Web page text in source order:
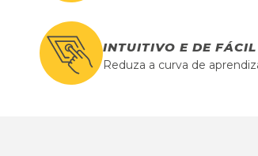
INTUITIVO E DE FÁCIL
Reduza a curva de